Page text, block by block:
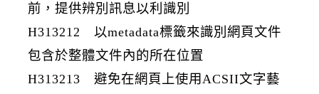
前，提供辨別訊息以利識別
H313212 以metadata標籤來識別網頁文件
包含於整體文件內的所在位置
H313213 避免在網頁上使用ACSII文字藝